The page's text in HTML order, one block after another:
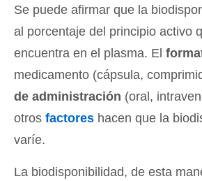
Se puede afirmar que la
al porcentaje del principio activo
encuentra en el plasma. El
medicamento (cápsula,
de administración (oral,
otros factores hacen que la
varíe.
La biodisponibilidad, de esta